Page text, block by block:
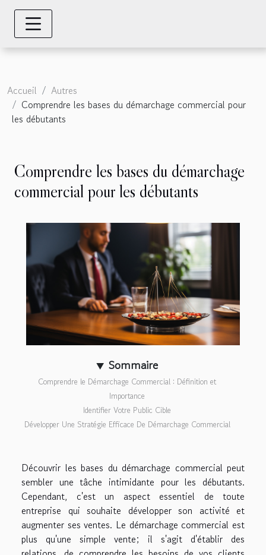
Accueil
Autres
Comprendre les bases du démarchage commercial pour
les débutants
Comprendre les bases du démarchage
commercial pour les débutants
Sommaire
Comprendre le Démarchage Commercial : Définition et
Importance
Identifier Votre Public Cible
Développer Une Stratégie Efficace De Démarchage Commercial
Découvrir les bases du démarchage commercial peut
sembler une tâche intimidante pour les débutants.
Cependant, c'est un aspect essentiel de toute
entreprise qui souhaite développer son activité et
augmenter ses ventes. Le démarchage commercial est
plus qu'une simple vente; il s'agit d'établir des